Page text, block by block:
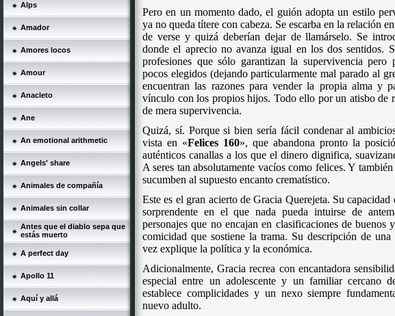
Alps
Amador
Amores locos
Amour
Anacleto
Ane
An emotional arithmetic
Angels' share
Animales de compañía
Animales sin collar
Antes que el diablo sepa que
estás muerto
A perfect day
Apollo 11
Aquí y allá
Pero en un momento dado, el guión adopta un estilo
ya no queda títere con cabeza. Se escarba en la relación
de verse y quizá deberían dejar de llamárselo. Se
donde el aprecio no avanza igual en los dos sentidos.
profesiones que sólo garantizan la supervivencia
pocos elegidos (dejando particularmente mal parado al
encuentran las razones para vender la propia alma y
vínculo con los propios hijos. Todo ello por un atisbo de
de mera supervivencia.
Quizá, sí. Porque si bien sería fácil condenar al
vista en «Felices 160», que abandona pronto la
auténticos canallas a los que el dinero dignifica,
A seres tan absolutamente vacíos como felices. Y
sucumben al supuesto encanto crematístico.
Este es el gran acierto de Gracia Querejeta. Su
sorprendente en el que nada pueda intuirse de
personajes que no encajan en clasificaciones de buenos
comicidad que sostiene la trama. Su descripción de
vez explique la política y la económica.
Adicionalmente, Gracia recrea con encantadora
especial entre un adolescente y un familiar cercano
establece complicidades y un nexo siempre
nuevo adulto.